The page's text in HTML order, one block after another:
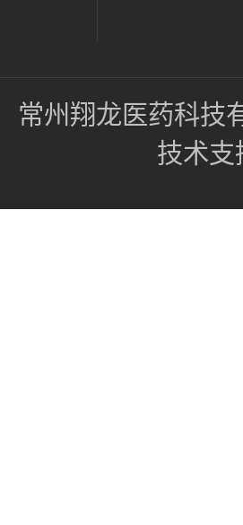
常州翔龙医药科技
技术